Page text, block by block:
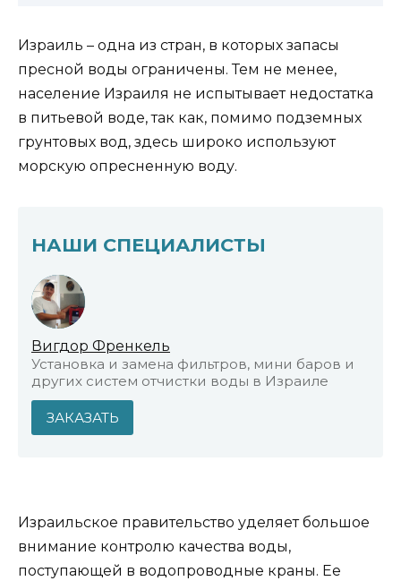
Израиль – одна из стран, в которых запасы
пресной воды ограничены. Тем не менее,
население Израиля не испытывает недостатка
в питьевой воде, так как, помимо подземных
грунтовых вод, здесь широко используют
морскую опресненную воду.
НАШИ СПЕЦИАЛИСТЫ
Вигдор Френкель
Установка и замена фильтров, мини баров и
других систем отчистки воды в Израиле
ЗАКАЗАТЬ
Израильское правительство уделяет большое
внимание контролю качества воды,
поступающей в водопроводные краны. Ее